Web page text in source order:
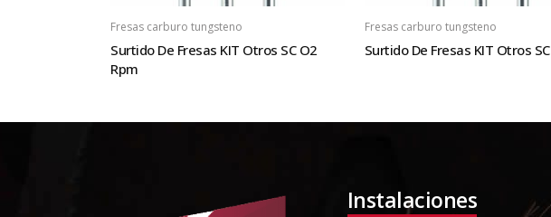
Fresas carburo tungsteno
Surtido De Fresas KIT Otros SC O2
Rpm
Fresas carburo tungsteno
Surtido De Fresas KIT Otros SC
Instalaciones